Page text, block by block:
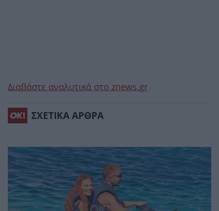
Διαβάστε αναλυτικά στο znews.gr
ΣΧΕΤΙΚΑ ΑΡΘΡΑ